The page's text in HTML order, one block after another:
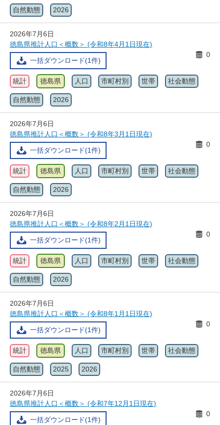
自然動態 2026
2026年7月6日
徳島県推計人口＜概数＞ (令和8年4月1日現在)
一括ダウンロード(1件)
0
統計 徳島県 人口 市町村別 世帯 社会動態
自然動態 2026
2026年7月6日
徳島県推計人口＜概数＞ (令和8年3月1日現在)
一括ダウンロード(1件)
0
統計 徳島県 人口 市町村別 世帯 社会動態
自然動態 2026
2026年7月6日
徳島県推計人口＜概数＞ (令和8年2月1日現在)
一括ダウンロード(1件)
0
統計 徳島県 人口 市町村別 世帯 社会動態
自然動態 2026
2026年7月6日
徳島県推計人口＜概数＞ (令和8年1月1日現在)
一括ダウンロード(1件)
0
統計 徳島県 人口 市町村別 世帯 社会動態
自然動態 2025 2026
2026年7月6日
徳島県推計人口＜概数＞ (令和7年12月1日現在)
一括ダウンロード(1件)
0